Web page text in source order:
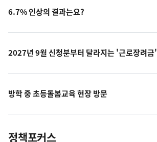
6.7% 인상의 결과는요?
2027년 9월 신청분부터 달라지는 '근로장려금'
방학 중 초등돌봄교육 현장 방문
정책포커스